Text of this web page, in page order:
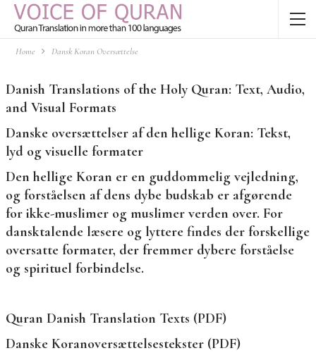
Home Dansk Koran Oversættelse
Danish Translations of the Holy Quran: Text, Audio,
and Visual Formats
Danske oversættelser af den hellige Koran: Tekst,
lyd og visuelle formater
Den hellige Koran er en guddommelig vejledning,
og forståelsen af ​​dens dybe budskab er afgørende
for ikke-muslimer og muslimer verden over. For
dansktalende læsere og lyttere findes der forskellige
oversatte formater, der fremmer dybere forståelse
og spirituel forbindelse.
Quran Danish Translation Texts (PDF)
Danske Koranoversættelsestekster (PDF)